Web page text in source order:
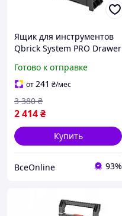
Ящик для инструментов
Qbrick System PRO Drawer
(5901238257479)
Готово к отправке
от241 ₴/мес
2 414₴
3 380 ₴
Купить
ВсеOnline 93%